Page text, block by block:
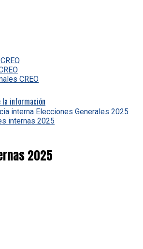
CREO
la información
interna Elecciones Generales 2025
internas 2025
2025